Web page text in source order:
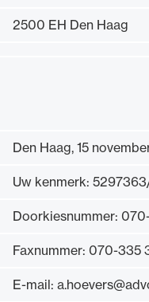
2500 EH Den Haag
Den Haag, 15
Uw kenmerk:
Doorkiesnummer:
Faxnummer: 070-335
E-mail:
Van de
de advocatuur